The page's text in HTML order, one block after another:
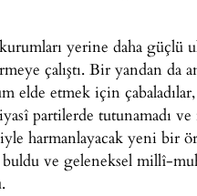
yerine daha güçlü
çalıştı. Bir yandan da
etmek için
partilerde tutunamadı
harmanlayacak yeni bir
ve geleneksel millî-